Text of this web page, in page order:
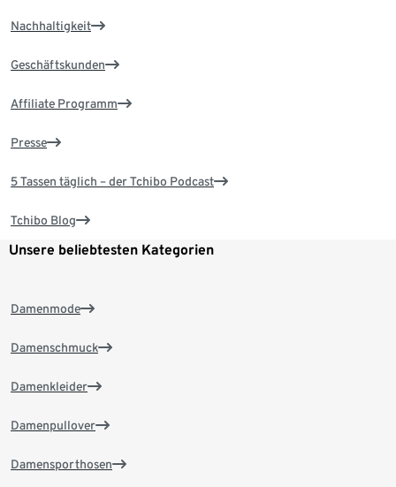
Nachhaltigkeit
Geschäftskunden
Affiliate Programm
Presse
5 Tassen täglich – der Tchibo Podcast
Tchibo Blog
Unsere beliebtesten Kategorien
Damenmode
Damenschmuck
Damenkleider
Damenpullover
Damensporthosen